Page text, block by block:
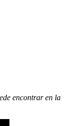
encontrar en la